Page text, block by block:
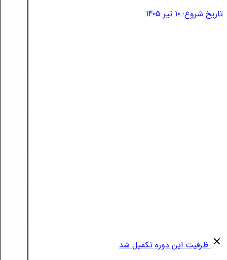
تاریخ شروع: 10 تیر 1405
ظرفیت این دوره تکمیل شد